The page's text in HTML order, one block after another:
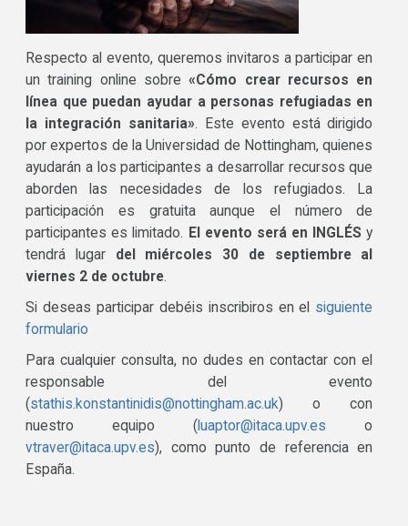
Respecto al evento, queremos invitaros a participar en
un training online sobre«Cómo crear recursos en
línea que puedan ayudar a personas refugiadas en
la integración sanitaria». Este evento está dirigido
por expertos de la Universidad de Nottingham, quienes
ayudarán a los participantes a desarrollar recursos que
aborden las necesidades de los refugiados. La
participación es gratuita aunque el número de
participantes es limitado. El evento será en INGLÉS y
tendrá lugar del miércoles 30 de septiembre al
viernes 2 de octubre.
Si deseas participar debéis inscribiros en el siguiente
formulario
Para cualquier consulta, no dudes en contactar con el
responsable del evento
(stathis.konstantinidis@nottingham.ac.uk) o con
nuestro equipo ( luaptor@itaca.upv.es o
vtraver@itaca.upv.es), como punto de referencia en
España.